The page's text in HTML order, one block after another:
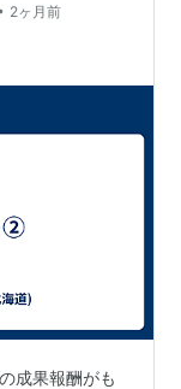
んでも、規則
って、自ら鉛
2ヶ月前
成果報酬がも